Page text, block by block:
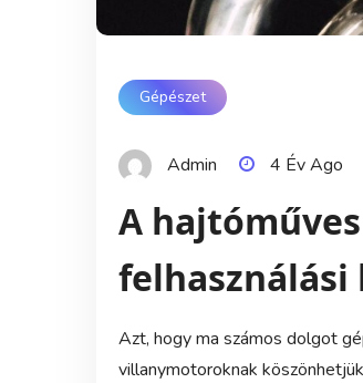
Gépészet
Admin 4 Év Ago
A
felhasználási
Azt, hogy ma számos dolgot
villanymotoroknak